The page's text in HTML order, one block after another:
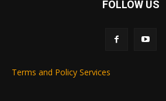
FOLLOW US
Terms and Policy Services